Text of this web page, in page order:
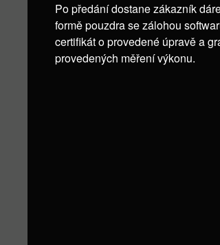
Po předání dostane zákazník
formě pouzdra se zálohou
certifikát o provedené úpravě a
provedených měření výkonu.